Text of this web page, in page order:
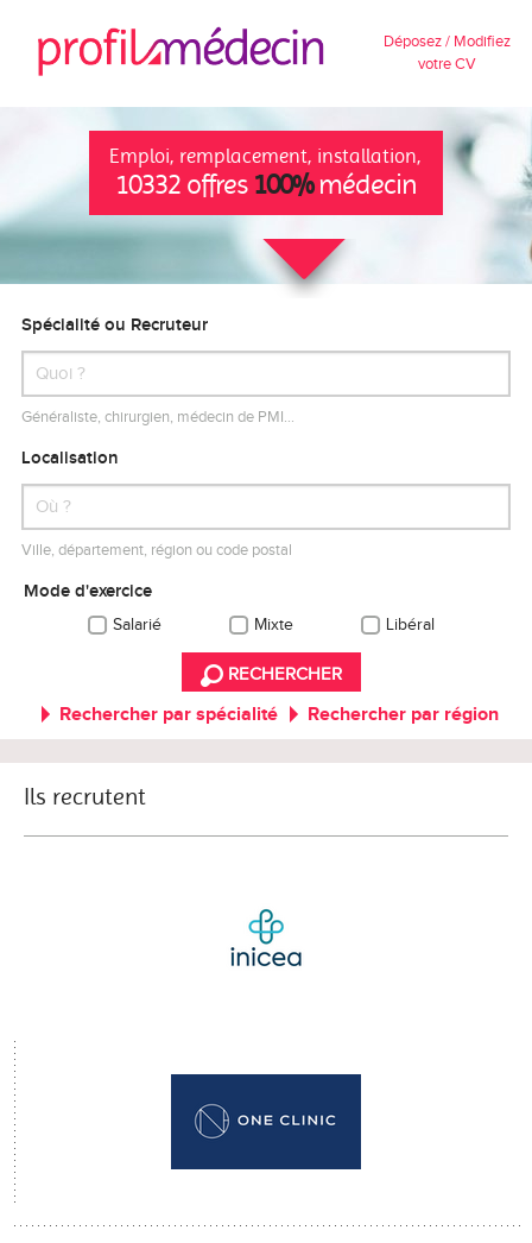
Déposez / Modifiez
votre CV
Emploi, remplacement, installation,
10332 offres 100%médecin
Spécialité ou Recruteur
Généraliste, chirurgien, médecin de PMI…
Localisation
Ville, département, région ou code postal
Mode d'exercice
Salarié Mixte Libéral
RECHERCHER
Rechercher par spécialité Rechercher par région
Ils recrutent